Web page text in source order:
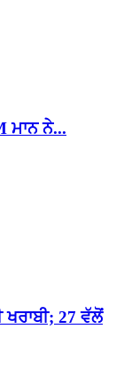
ਮਾਨ ਨੇ...
ਖਰਾਬੀ; 27 ਵੱਲੋਂ